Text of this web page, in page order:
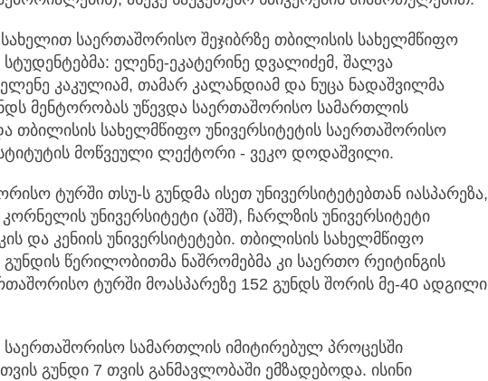
საერთაშორისო შეჯიბრზე თბილისის სახელმწიფო
სტუდენტებმა: ელენე-ეკატერინე დვალიძემ, შალვა
ელენე კაკულიამ, თამარ კალანდიამ და ნუცა ნადაშვილმა
მენტორობას უწევდა საერთაშორისო სამართლის
თბილისის სახელმწიფო უნივერსიტეტის საერთაშორისო
მოწვეული ლექტორი - ვეკო დოდაშვილი.
ტურში თსუ-ს გუნდმა ისეთ უნივერსიტეტებთან იასპარეზა,
უნივერსიტეტი (აშშ), ჩარლზის უნივერსიტეტი
და კენიის უნივერსიტეტები. თბილისის სახელმწიფო
გუნდის წერილობითმა ნაშრომებმა კი საერთო რეიტინგის
ტურში მოასპარეზე 152 გუნდს შორის მე-40 ადგილი
საერთაშორისო სამართლის იმიტირებულ პროცესში
გუნდი 7 თვის განმავლობაში ემზადებოდა. ისინი